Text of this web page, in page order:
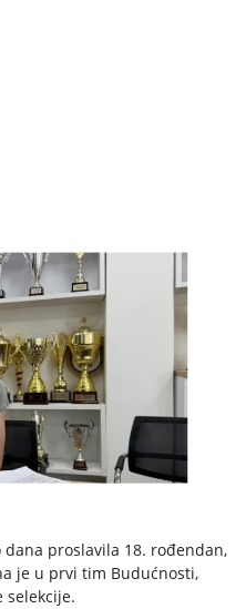
proslavila 18. rođendan,
je u prvi tim Budućnosti,
selekcije.